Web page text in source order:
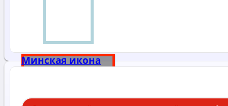
Минская икона